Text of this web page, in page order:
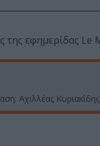
της εφημερίδας Le
Αχιλλέας Κυριακίδης